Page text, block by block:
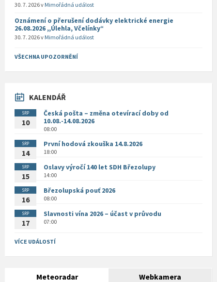
30. 7. 2026v Mimořádná událost
Oznámení o přerušení dodávky elektrické energie
26.08.2026 ,,Úlehla, Včelínky“
30. 7. 2026v Mimořádná událost
VŠECHNA UPOZORNĚNÍ
KALENDÁŘ
SRP
10
Česká pošta – změna otevírací doby od
10.08.-14.08.2026
08:00
SRP
14
První hodová zkouška 14.8.2026
18:00
SRP
15
Oslavy výročí 140 let SDH Březolupy
14:00
SRP
16
Březolupská pouť 2026
08:00
SRP
17
Slavnosti vína 2026 – účast v průvodu
07:00
VÍCE UDÁLOSTÍ
Meteoradar Webkamera